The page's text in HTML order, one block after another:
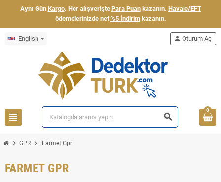
Aynı Gün Kargo. Her alışverişte Para Puankazanın. Havale/EFT
ödemelerinizde net %5 İndirimkazanın.
English
view_headline search
person Oturum Aç
0
chevron_right GPR chevron_right Farmet Gpr
FARMET GPR